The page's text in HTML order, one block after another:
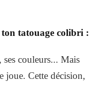
tatouage colibri :
couleurs... Mais
joue. Cette décision,